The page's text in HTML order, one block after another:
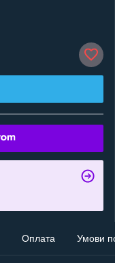
Оплата Умови